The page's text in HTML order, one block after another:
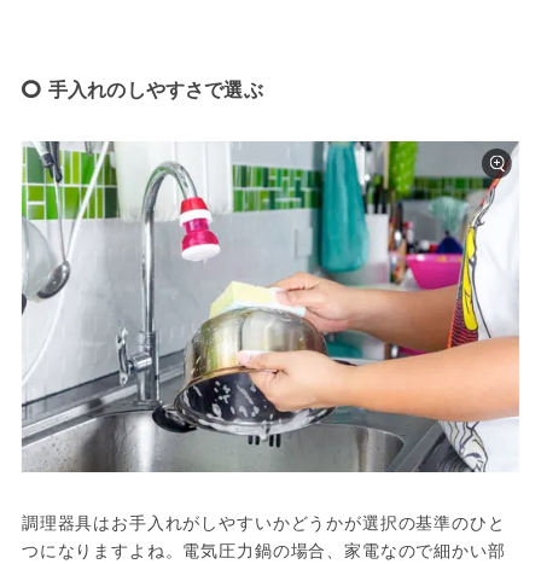
手入れのしやすさで選ぶ
調理器具はお手入れがしやすいかどうかが選択の基準のひと
つになりますよね。電気圧力鍋の場合、家電なので細かい部